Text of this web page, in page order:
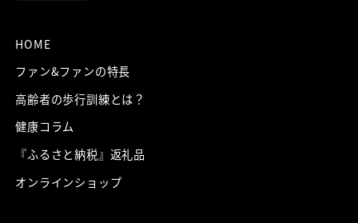
HOME
ファン&ファンの特長
高齢者の歩行訓練とは？
健康コラム
『ふるさと納税』返礼品
オンラインショップ